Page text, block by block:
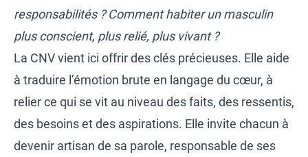
responsabilités ? Comment habiter un masculin
plus conscient, plus relié, plus vivant ?
La CNV vient ici offrir des clés précieuses. Elle aide
à traduire l’émotion brute en langage du cœur, à
relier ce qui se vit au niveau des faits, des ressentis,
des besoins et des aspirations. Elle invite chacun à
devenir artisan de sa parole, responsable de ses